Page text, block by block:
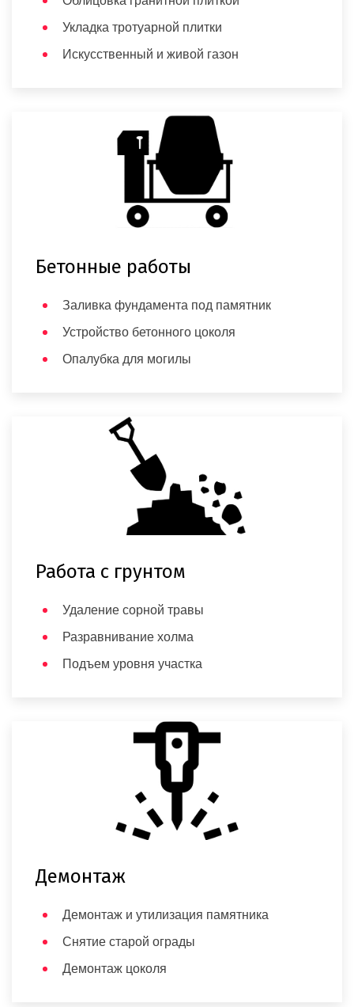
Укладка тротуарной плитки
Искусственный и живой газон
Бетонные работы
Заливка фундамента под памятник
Устройство бетонного цоколя
Опалубка для могилы
Работа с грунтом
Удаление сорной травы
Разравнивание холма
Подъем уровня участка
Демонтаж
Демонтаж и утилизация памятника
Снятие старой ограды
Демонтаж цоколя